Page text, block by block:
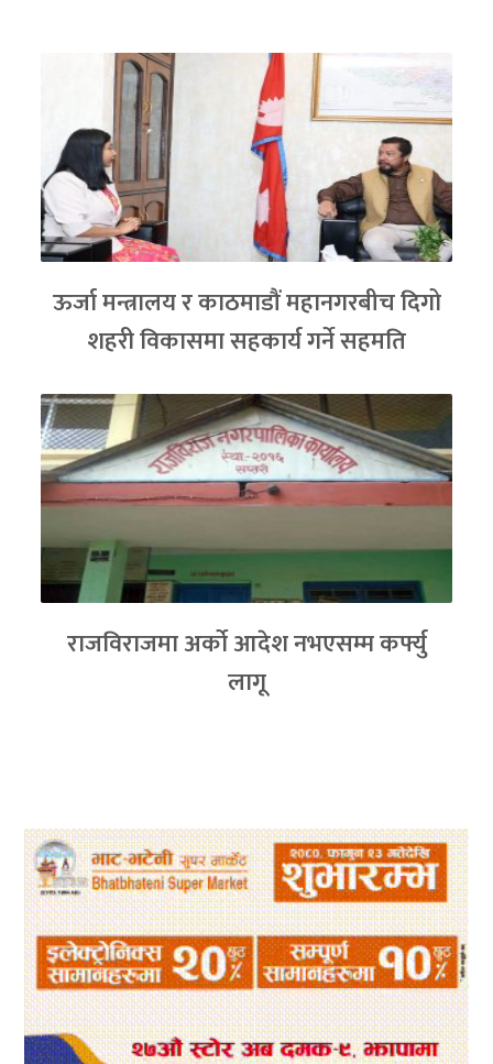
ऊर्जा मन्त्रालय र काठमाडौं महानगरबीच दिगो
शहरी विकासमा सहकार्य गर्ने सहमति
राजविराजमा अर्को आदेश नभएसम्म कर्फ्यु
लागू